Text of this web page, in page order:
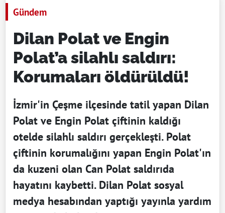
Gündem
Dilan Polat ve Engin
Polat’a silahlı saldırı:
Korumaları öldürüldü!
İzmir'in Çeşme ilçesinde tatil yapan Dilan
Polat ve Engin Polat çiftinin kaldığı
otelde silahlı saldırı gerçekleşti. Polat
çiftinin korumalığını yapan Engin Polat'ın
da kuzeni olan Can Polat saldırıda
hayatını kaybetti. Dilan Polat sosyal
medya hesabından yaptığı yayınla yardım